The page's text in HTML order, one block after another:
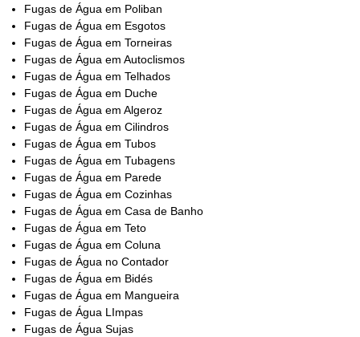
Fugas de Água em Poliban
Fugas de Água em Esgotos
Fugas de Água em Torneiras
Fugas de Água em Autoclismos
Fugas de Água em Telhados
Fugas de Água em Duche
Fugas de Água em Algeroz
Fugas de Água em Cilindros
Fugas de Água em Tubos
Fugas de Água em Tubagens
Fugas de Água em Parede
Fugas de Água em Cozinhas
Fugas de Água em Casa de Banho
Fugas de Água em Teto
Fugas de Água em Coluna
Fugas de Água no Contador
Fugas de Água em Bidés
Fugas de Água em Mangueira
Fugas de Água LImpas
Fugas de Água Sujas